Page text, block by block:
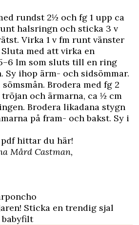
rundst 2½ och fg 1 upp ca
halsringn och sticka 3 v
Virka 1 v fm runt vänster
med att virka en
lm som sluts till en ring
Sy ihop ärm- och sidsömmar.
Brodera med fg 2
och ärmarna, ca ½ cm
Brodera likadana stygn
på fram- och bakst. Sy i
hittar du här!
Mård Castman,
Sticka en trendig sjal
babyfilt